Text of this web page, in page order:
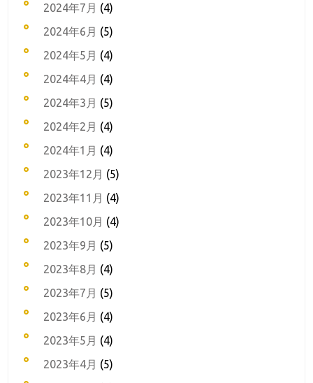
2024年7月 (4)
2024年6月 (5)
2024年5月 (4)
2024年4月 (4)
2024年3月 (5)
2024年2月 (4)
2024年1月 (4)
2023年12月 (5)
2023年11月 (4)
2023年10月 (4)
2023年9月 (5)
2023年8月 (4)
2023年7月 (5)
2023年6月 (4)
2023年5月 (4)
2023年4月 (5)